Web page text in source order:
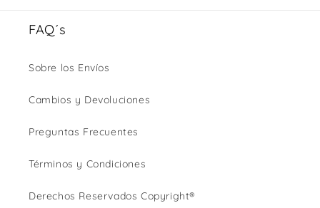
FAQ´s
Sobre los Envíos
Cambios y Devoluciones
Preguntas Frecuentes
Términos y Condiciones
Derechos Reservados Copyright®